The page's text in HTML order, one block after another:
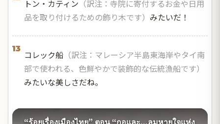
トン・カティン （訳注：寺院に寄付するお金や日用
品を取り付けるための飾り木です） みたいだ！
13
コレック船 （訳注：マレーシア半島東海岸やタイ南
部で使われる、色鮮やかで装飾的な伝統漁船です）
みたいな美しさだね。